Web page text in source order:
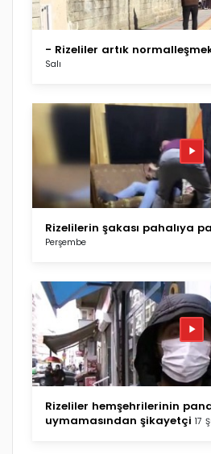
- Rizeliler artık
Salı
Rizelilerin şakası pahalıya
Perşembe
Rizeliler hemşehrilerinin
uymamasından şikayetçi 17